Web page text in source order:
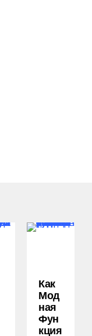
Как
Мод
Ная
Фун
Кция